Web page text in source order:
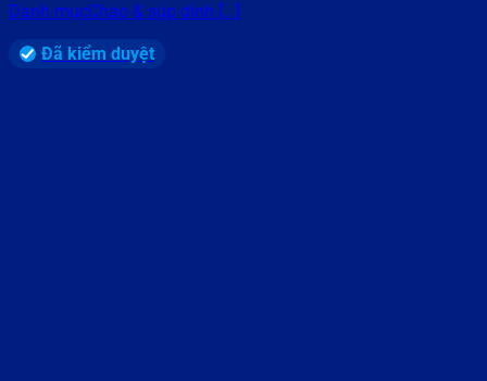
Danh mụcCháo & súp dinh [...]
Đã kiểm duyệt